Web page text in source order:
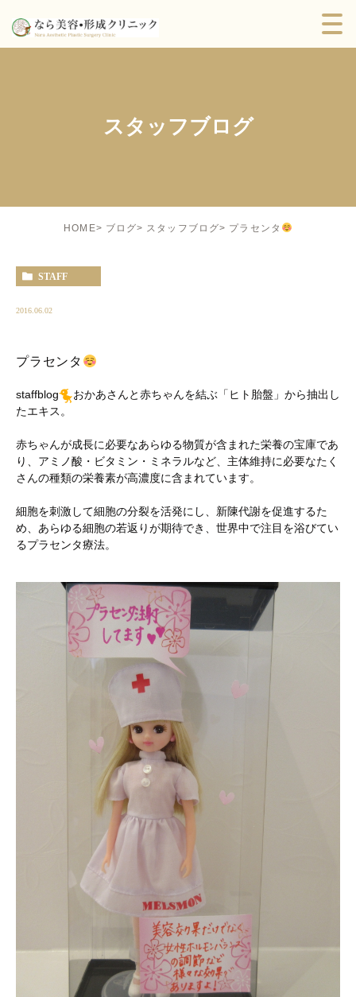
スタッフブログ
HOME ブログ スタッフブログ プラセンタ
STAFF
2016.06.02
プラセンタ
staffblog
おかあさんと赤ちゃんを結ぶ「ヒト胎盤」から抽出し
たエキス。
赤ちゃんが成長に必要なあらゆる物質が含まれた栄養の宝庫であ
り、アミノ酸・ビタミン・ミネラルなど、主体維持に必要なたく
さんの種類の栄養素が高濃度に含まれています。
細胞を刺激して細胞の分裂を活発にし、新陳代謝を促進するた
め、あらゆる細胞の若返りが期待でき、世界中で注目を浴びてい
るプラセンタ療法。